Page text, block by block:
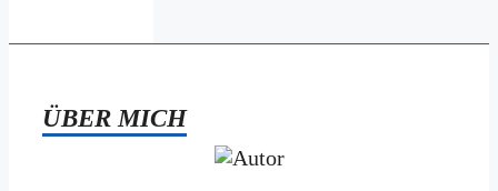
ÜBER MICH